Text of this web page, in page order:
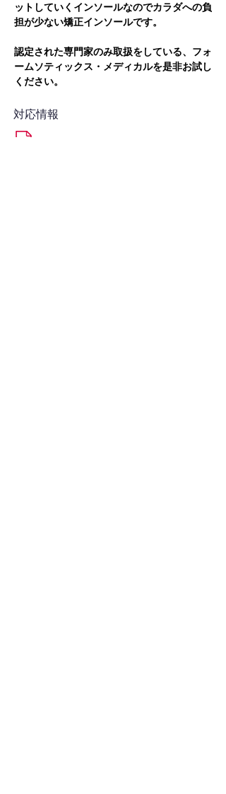
ットしていくインソールなのでカラダへの負
担が少ない矯正インソールです。
認定された専門家のみ取扱をしている、フォ
ームソティックス・メディカルを是非お試し
ください。
対応情報